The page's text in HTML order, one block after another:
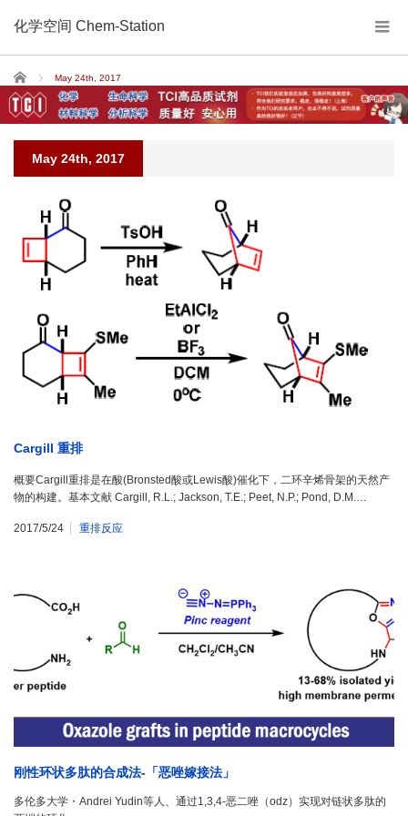
化学空间 Chem-Station
Home May 24th, 2017
May 24th, 2017
Cargill 重排
概要Cargill重排是在酸(Bronsted酸或Lewis酸)催化下，二环辛烯骨架的天然产
物的构建。基本文献 Cargill, R.L.; Jackson, T.E.; Peet, N.P.; Pond, D.M.…
2017/5/24 重排反应
刚性环状多肽的合成法-「恶唑嫁接法」
多伦多大学・Andrei Yudin等人、通过1,3,4-恶二唑（odz）实现对链状多肽的